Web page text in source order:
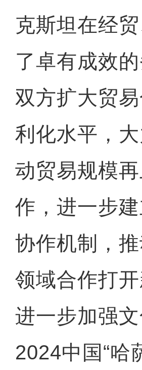
克斯坦在经
了卓有成效
双方扩大贸
利化水平，
动贸易规模
作，进一步
协作机制，
领域合作打
进一步加强
2024中国“哈